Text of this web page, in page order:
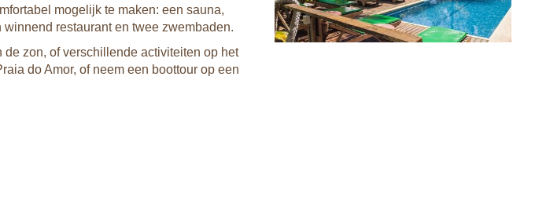
mogelijk te maken: een sauna,
restaurant en twee zwembaden.
zon, of verschillende activiteiten op het
do Amor, of neem een boottour op een